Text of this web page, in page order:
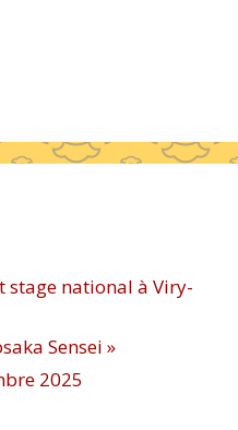
stage national à Viry-
Sensei »
2025